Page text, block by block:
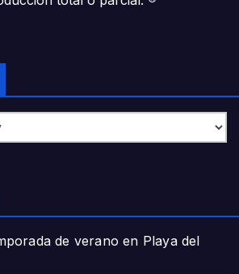
de verano en Playa del